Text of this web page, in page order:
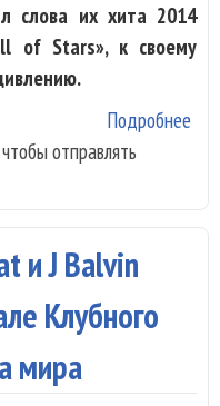
слова их хита 2014
of Stars», к своему
Подробнее
отправлять
и J Balvin
Клубного
мира